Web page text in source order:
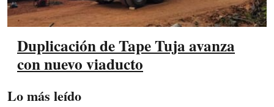
Duplicación de Tape Tuja avanza
con nuevo viaducto
Lo más leído